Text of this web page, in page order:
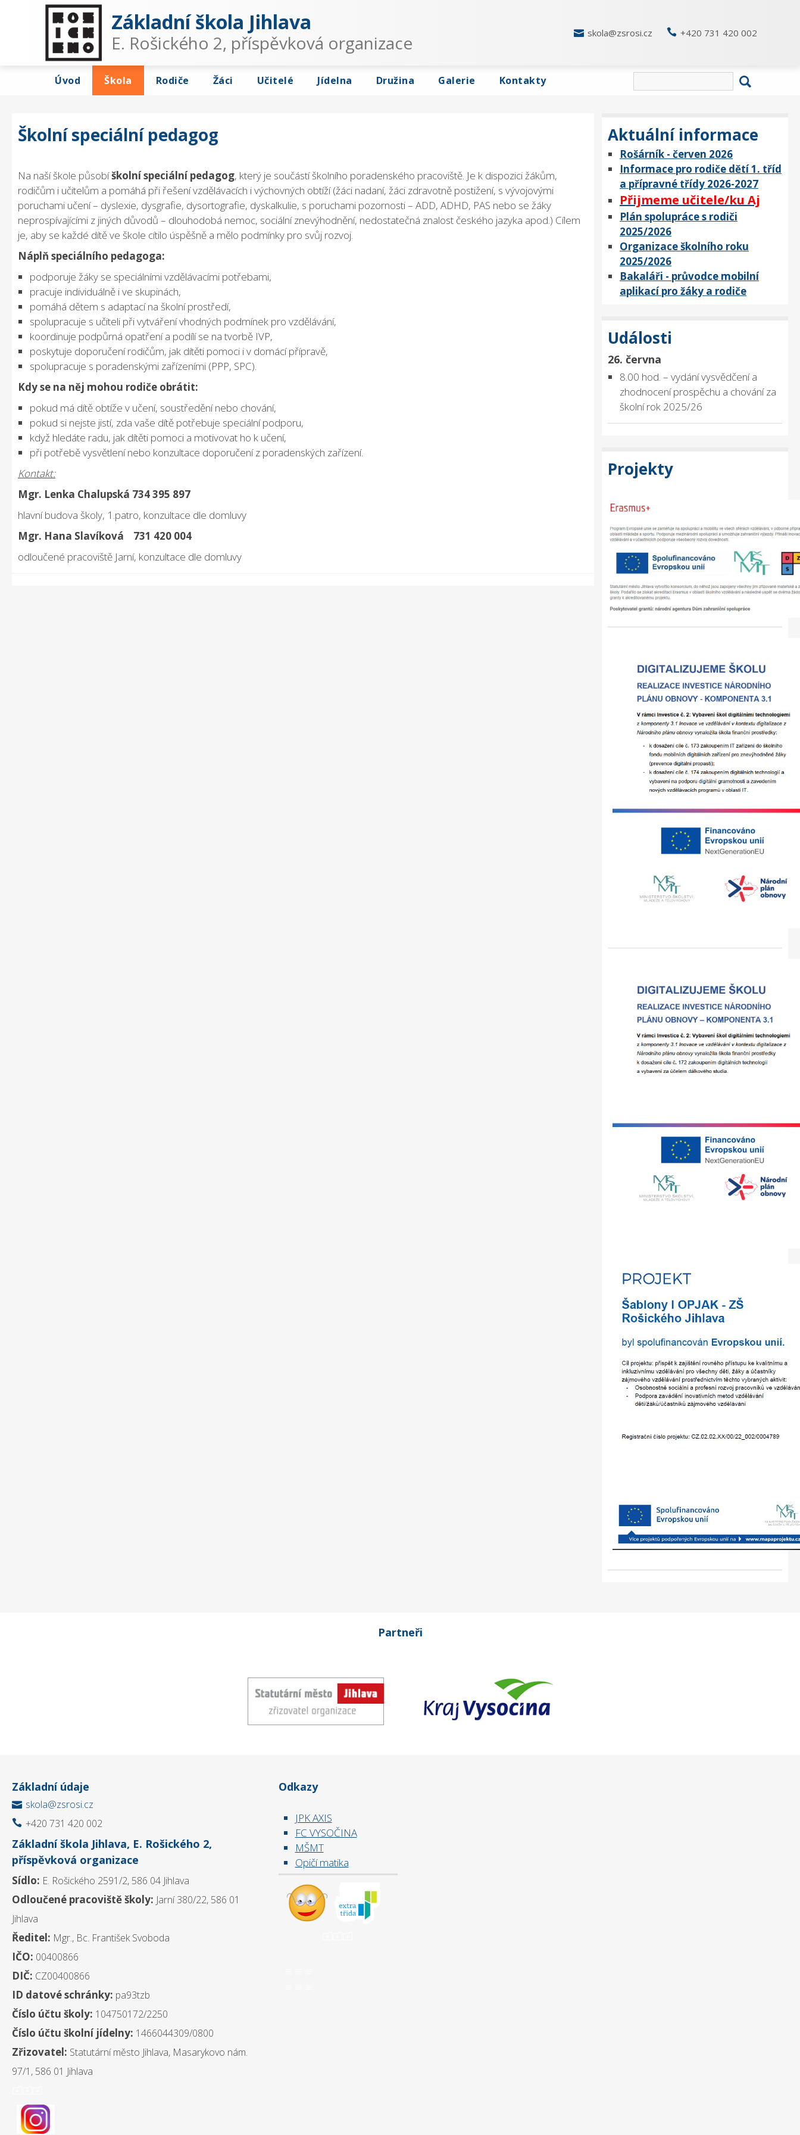
Základní škola Jihlava
E. Rošického 2, příspěvková organizace  skola@zsrosi.cz  +420 731 420 002
Úvod Škola Rodiče Žáci Učitelé Jídelna Družina Galerie Kontakty
Školní speciální pedagog
Na naší škole působíškolní speciální pedagog, který je součástí školního poradenského pracoviště. Je k dispozici žákům,
rodičům i učitelům a pomáhá při řešení vzdělávacích i výchovných obtíží (žáci nadaní, žáci zdravotně postižení, s vývojovými
poruchami učení – dyslexie, dysgrafie, dysortografie, dyskalkulie, s poruchami pozornosti – ADD, ADHD, PAS nebo se žáky
neprospívajícími z jiných důvodů – dlouhodobá nemoc, sociální znevýhodnění, nedostatečná znalost českého jazyka apod.) Cílem
je, aby se každé dítě ve škole cítilo úspěšně a mělo podmínky pro svůj rozvoj.
Náplň speciálního pedagoga:
podporuje žáky se speciálními vzdělávacími potřebami,
pracuje individuálně i ve skupinách,
pomáhá dětem s adaptací na školní prostředí,
spolupracuje s učiteli při vytváření vhodných podmínek pro vzdělávání,
koordinuje podpůrná opatření a podílí se na tvorbě IVP,
poskytuje doporučení rodičům, jak dítěti pomoci i v domácí přípravě,
spolupracuje s poradenskými zařízeními (PPP, SPC).
Kdy se na něj mohou rodiče obrátit:
pokud má dítě obtíže v učení, soustředění nebo chování,
pokud si nejste jistí, zda vaše dítě potřebuje speciální podporu,
když hledáte radu, jak dítěti pomoci a motivovat ho k učení,
při potřebě vysvětlení nebo konzultace doporučení z poradenských zařízení.
Kontakt:
Mgr. Lenka Chalupská 734 395 897
hlavní budova školy, 1.patro, konzultace dle domluvy
Mgr. Hana Slavíková 731 420 004
odloučené pracoviště Jarní, konzultace dle domluvy
Aktuální informace
Rošárník - červen 2026
Informace pro rodiče dětí 1. tříd
a přípravné třídy 2026-2027
Přijmeme učitele/ku Aj
Plán spolupráce s rodiči
2025/2026
Organizace školního roku
2025/2026
Bakaláři - průvodce mobilní
aplikací pro žáky a rodiče
Události
26. června
8.00 hod. – vydání vysvědčení a
zhodnocení prospěchu a chování za
školní rok 2025/26
Projekty
Partneři
Základní údaje
 skola@zsrosi.cz
 +420 731 420 002
Základní škola Jihlava, E. Rošického 2,
příspěvková organizace
Sídlo: E. Rošického 2591/2, 586 04 Jihlava
Odloučené pracoviště školy: Jarní 380/22, 586 01
Jihlava
Ředitel: Mgr., Bc. František Svoboda
IČO: 00400866
DIČ: CZ00400866
ID datové schránky: pa93tzb
Číslo účtu školy: 104750172/2250
Číslo účtu školní jídelny: 1466044309/0800
Zřizovatel: Statutární město Jihlava, Masarykovo nám.
97/1, 586 01 Jihlava
Odkazy
JPK AXIS
FC VYSOČINA
MŠMT
Opičí matika